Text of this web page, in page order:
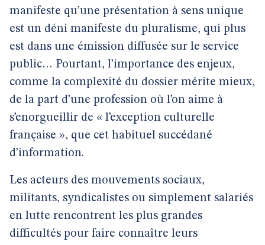
manifeste qu’une présentation à sens unique
est un déni manifeste du pluralisme, qui plus
est dans une émission diffusée sur le service
public… Pourtant, l’importance des enjeux,
comme la complexité du dossier mérite mieux,
de la part d’une profession où l’on aime à
s’enorgueillir de « l’exception culturelle
française », que cet habituel succédané
d’information.
Les acteurs des mouvements sociaux,
militants, syndicalistes ou simplement salariés
en lutte rencontrent les plus grandes
difficultés pour faire connaître leurs